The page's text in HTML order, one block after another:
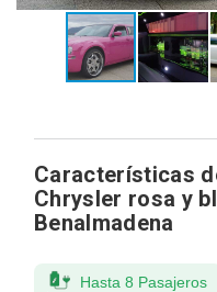
Características
Chrysler rosa y
Benalmadena
Hasta 8 Pasajeros